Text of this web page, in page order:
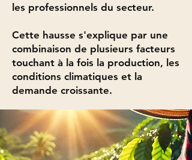
les professionnels du secteur.
Cette hausse s'explique par une
combinaison de plusieurs facteurs
touchant à la fois la production, les
conditions climatiques et la
demande croissante.